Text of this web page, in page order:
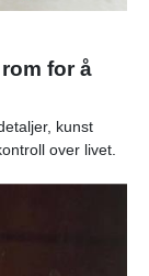
for å
kunst
over livet.